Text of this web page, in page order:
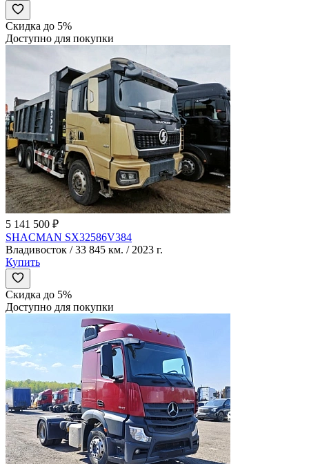
Скидка до 5%
Доступно для покупки
5 141 500 ₽
SHACMAN SX32586V384
Владивосток / 33 845 км. / 2023 г.
Купить
Скидка до 5%
Доступно для покупки